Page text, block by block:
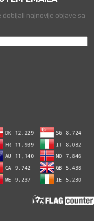
najnovije objave sa